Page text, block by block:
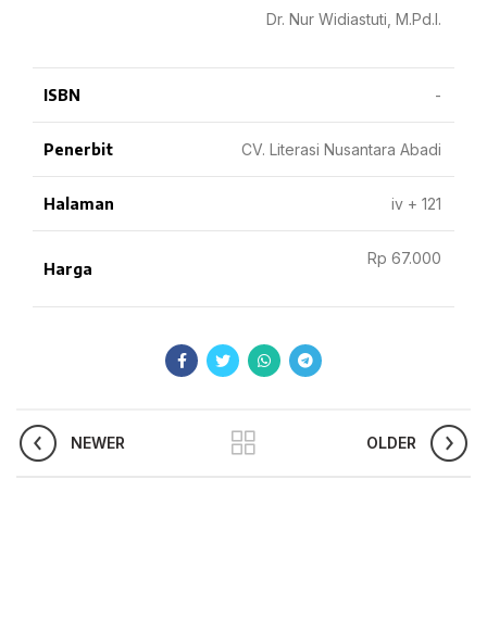
Dr. Nur Widiastuti, M.Pd.I.
ISBN -
Penerbit CV. Literasi Nusantara Abadi
Halaman iv + 121
Harga
Rp 67.000
NEWER OLDER